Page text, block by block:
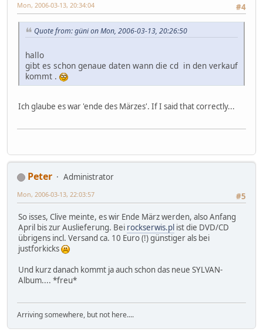
#4
Mon, 2006-03-13, 20:34:04
Quote from: güni on Mon, 2006-03-13, 20:26:50
hallo
gibt es schon genaue daten wann die cd in den verkauf
kommt .
Ich glaube es war 'ende des Märzes'. If I said that correctly...
Peter
Administrator
#5
Mon, 2006-03-13, 22:03:57
So isses, Clive meinte, es wir Ende März werden, also Anfang
April bis zur Auslieferung. Bei rockserwis.pl ist die DVD/CD
übrigens incl. Versand ca. 10 Euro (!) günstiger als bei
justforkicks
Und kurz danach kommt ja auch schon das neue SYLVAN-
Album.... *freu*
Arriving somewhere, but not here....